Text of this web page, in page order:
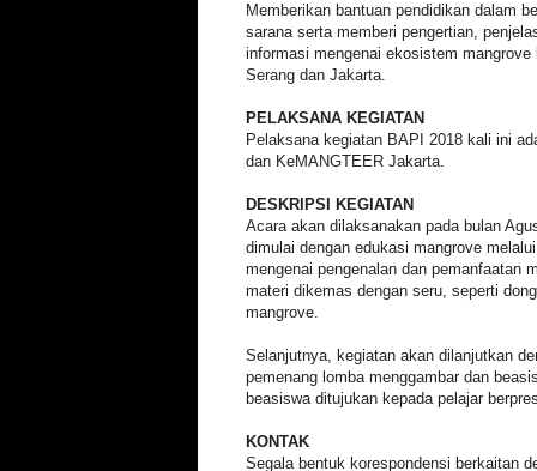
Memberikan bantuan pendidikan dalam
sarana serta memberi pengertian,
informasi mengenai ekosistem
Serang dan Jakarta.
PELAKSANA KEGIATAN
Pelaksana kegiatan BAPI 2018 kali ini
dan KeMANGTEER Jakarta.
DESKRIPSI KEGIATAN
Acara akan dilaksanakan pada bulan
dimulai dengan edukasi mangrove
mengenai pengenalan dan pemanfaatan
materi dikemas dengan seru, seperti
mangrove.
Selanjutnya, kegiatan akan dilanjutkan
pemenang lomba menggambar dan
beasiswa ditujukan kepada pelajar
KONTAK
Segala bentuk korespondensi berkaitan